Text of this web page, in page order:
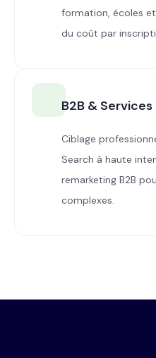
formation, écoles
du coût par
B2B &
Ciblage
Search à haute
remarketing B2B
complexes.